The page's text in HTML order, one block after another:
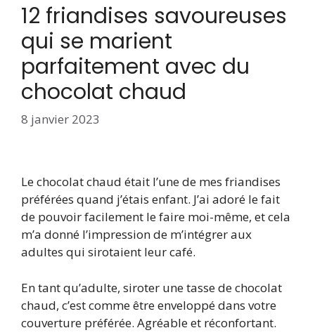
12 friandises savoureuses
qui se marient
parfaitement avec du
chocolat chaud
8 janvier 2023
Le chocolat chaud était l’une de mes friandises
préférées quand j’étais enfant. J’ai adoré le fait
de pouvoir facilement le faire moi-même, et cela
m’a donné l’impression de m’intégrer aux
adultes qui sirotaient leur café.
En tant qu’adulte, siroter une tasse de chocolat
chaud, c’est comme être enveloppé dans votre
couverture préférée. Agréable et réconfortant.